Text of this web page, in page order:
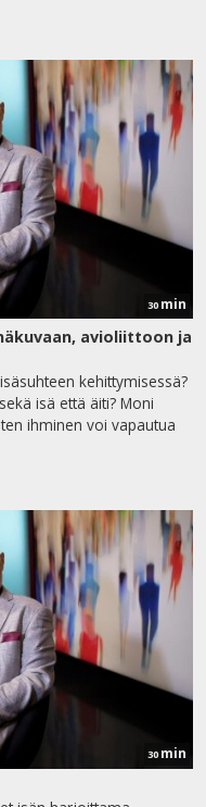
30 min
avioliittoon ja
kehittymisessä?
isä että äiti? Moni
ihminen voi vapautua
30 min